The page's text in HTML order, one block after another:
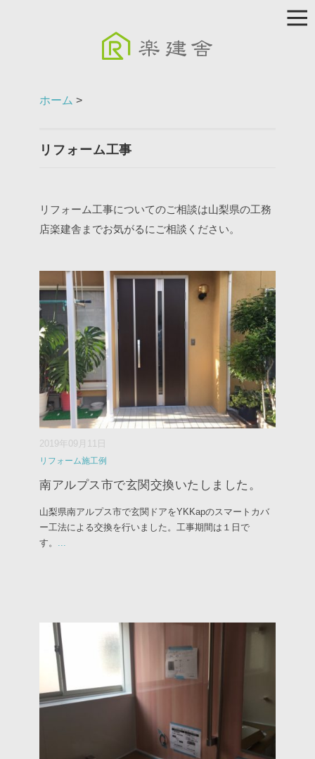
ホーム >
リフォーム工事
リフォーム工事についてのご相談は山梨県の工務
店楽建舎までお気がるにご相談ください。
2019年09月11日
リフォーム施工例
南アルプス市で玄関交換いたしました。
山梨県南アルプス市で玄関ドアをYKKapのスマートカバ
ー工法による交換を行いました。工事期間は１日で
す。 ...